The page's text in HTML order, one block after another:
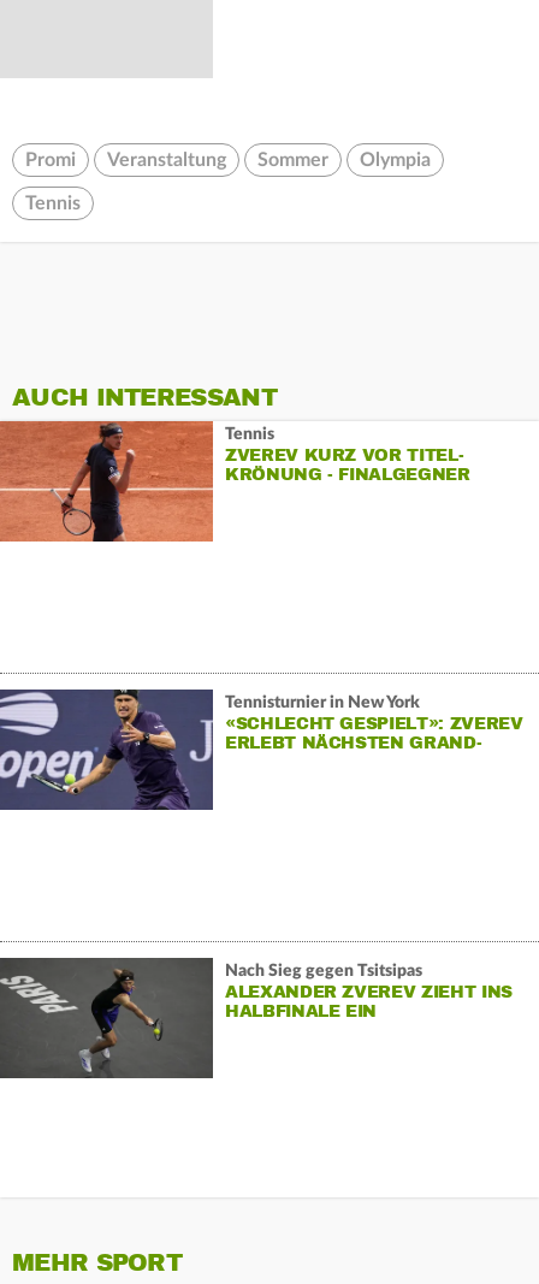
Promi Veranstaltung Sommer Olympia
Tennis
AUCH INTERESSANT
Tennis
ZVEREV KURZ VOR TITEL-
KRÖNUNG - FINALGEGNER
Tennisturnier in New York
«SCHLECHT GESPIELT»: ZVEREV
ERLEBT NÄCHSTEN GRAND-
Nach Sieg gegen Tsitsipas
ALEXANDER ZVEREV ZIEHT INS
HALBFINALE EIN
MEHR SPORT